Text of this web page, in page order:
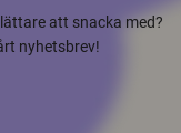
att snacka med?
nyhetsbrev!